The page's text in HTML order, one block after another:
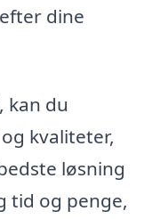
dine
kan du
kvaliteter,
løsning
tid og penge,